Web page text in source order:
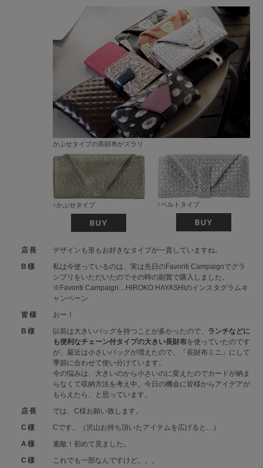
かぶせタイプの長財布がズラリ
↑かぶせタイプ ↑ベルトタイプ
店長
デザインも形もお好きなタイプが一貫していますね。
B様
私は今使っているのは、実は先日のFavoriti Campaignでグラ
ンプリをいただいたのでその時の副賞で購入しました。
※Favoriti Campaign…HIROKO HAYASHIのインスタグラムキ
ャンペーン
皆様
おー！
B様
以前は大きいバッグを持つことが多かったので、
ランチなどに
も便利なチェーン付タイプの大きい長財布を使っていたのです
が、最近は小さいバッグが増えたので、「長財布ミニ」にして
季節に合わせて使い分けています。
今の悩みは、大きいのから小さいのに変えたのでカードが納ま
らなくて収納方法を考え中。今日の機会に皆様からアイデアが
もらえたら、と思っています。
店長
では、C様お願い致します。
C様
Cです。（沢山お持ち頂いたアイテムを広げると…）
A様
素敵！初めて見ました。
C様
これでも一部なんですけど。。。